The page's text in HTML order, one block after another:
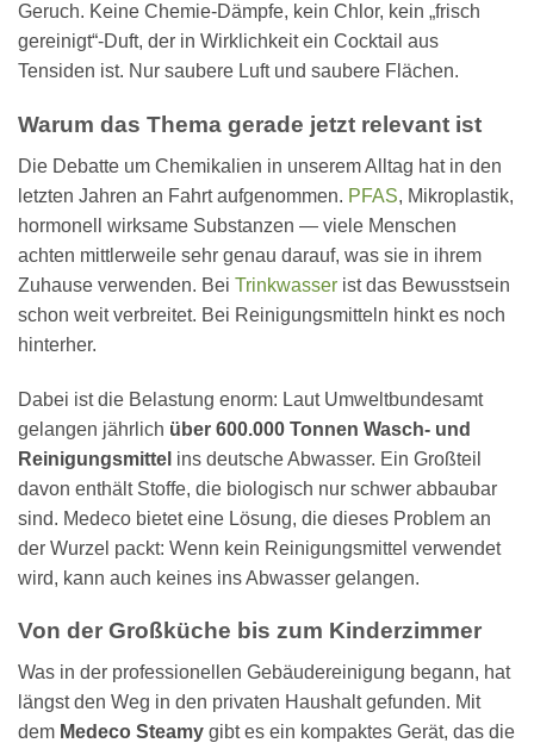
Geruch. Keine Chemie-Dämpfe, kein Chlor, kein „frisch
gereinigt“-Duft, der in Wirklichkeit ein Cocktail aus
Tensiden ist. Nur saubere Luft und saubere Flächen.
Warum das Thema gerade jetzt relevant ist
Die Debatte um Chemikalien in unserem Alltag hat in den
letzten Jahren an Fahrt aufgenommen. PFAS, Mikroplastik,
hormonell wirksame Substanzen — viele Menschen
achten mittlerweile sehr genau darauf, was sie in ihrem
Zuhause verwenden. Bei Trinkwasser ist das Bewusstsein
schon weit verbreitet. Bei Reinigungsmitteln hinkt es noch
hinterher.
Dabei ist die Belastung enorm: Laut Umweltbundesamt
gelangen jährlich über 600.000 Tonnen Wasch- und
Reinigungsmittel ins deutsche Abwasser. Ein Großteil
davon enthält Stoffe, die biologisch nur schwer abbaubar
sind. Medeco bietet eine Lösung, die dieses Problem an
der Wurzel packt: Wenn kein Reinigungsmittel verwendet
wird, kann auch keines ins Abwasser gelangen.
Von der Großküche bis zum Kinderzimmer
Was in der professionellen Gebäudereinigung begann, hat
längst den Weg in den privaten Haushalt gefunden. Mit
dem Medeco Steamy gibt es ein kompaktes Gerät, das die